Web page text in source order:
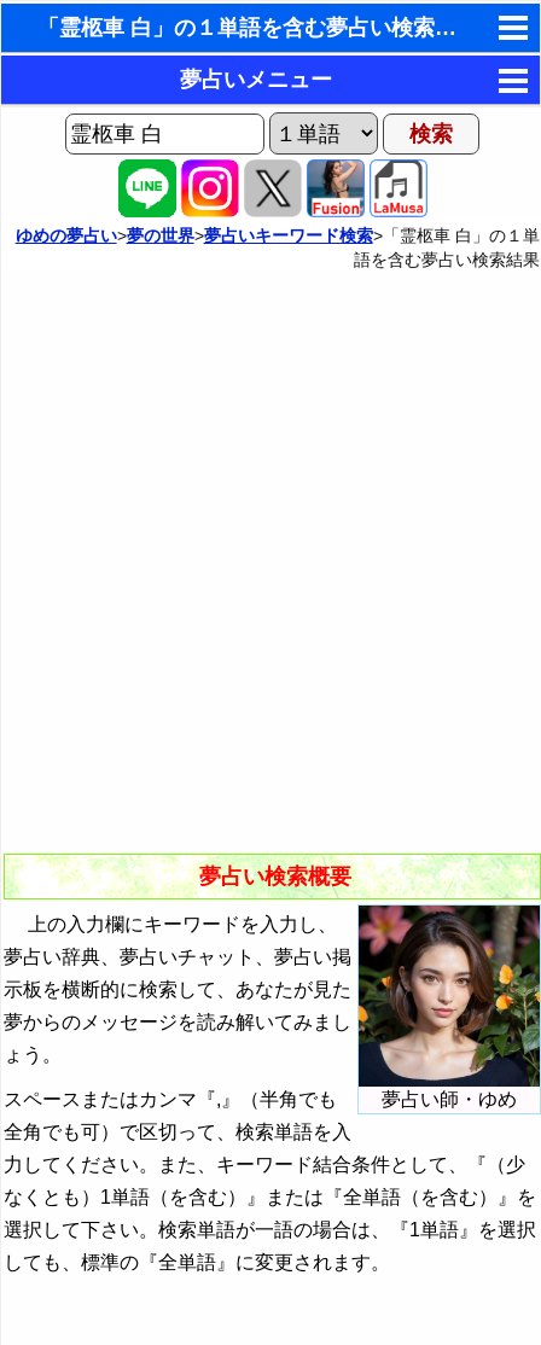
「霊柩車 白」の１単語を含む夢占い検索結果
東洋・西洋占星術
ホラリー占星術
手相占いで未来診断
タロットカードで無料占い
夢占いメニュー
AIゆめの夢占いチャット
ヨセフの夢占い
夢占い掲示板
ゆめの夢占い>夢の世界>夢占いキーワード検索>「霊柩車 白」の１単
語を含む夢占い検索結果
夢占い検索概要
夢占い師・ゆめ
上の入力欄にキーワードを入力し、
夢占い辞典、夢占いチャット、夢占い掲
示板を横断的に検索して、あなたが見た
夢からのメッセージを読み解いてみまし
ょう。
スペースまたはカンマ『,』（半角でも
全角でも可）で区切って、検索単語を入
力してください。また、キーワード結合条件として、『（少
なくとも）1単語（を含む）』または『全単語（を含む）』を
選択して下さい。検索単語が一語の場合は、『1単語』を選択
しても、標準の『全単語』に変更されます。